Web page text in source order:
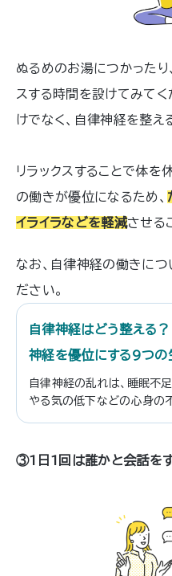
ぬるめのお湯につかったり
スする時間を設けてみてく
けでなく、自律神経を整え
リラックスすることで体
の働きが優位になるため、
イライラなどを軽減させる
なお、自律神経の働きにつ
ださい。
自律神経はどう整える
神経を優位にする9つの
自律神経の乱れは、睡眠不足
やる気の低下などの心身の
と言われており、意識的に自
経を整えるためのポイントな
③1日1回は誰かと会話を